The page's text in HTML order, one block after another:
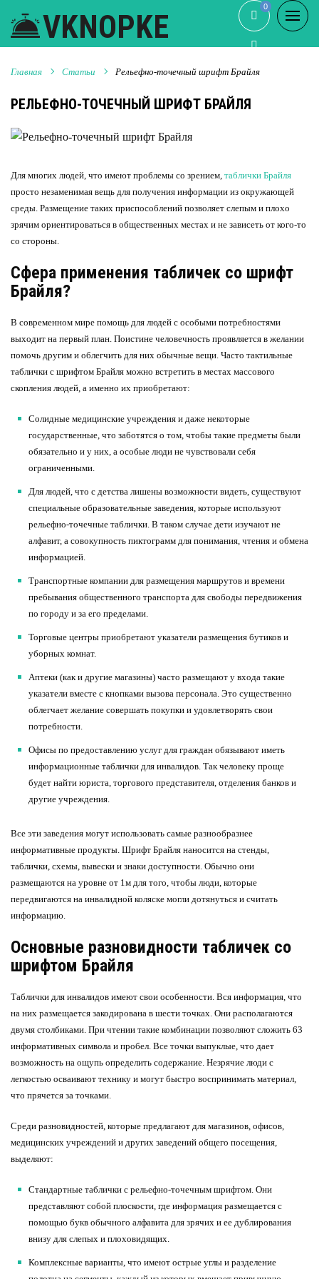
VKNOPKE
0
0
Главная Статьи Рельефно-точечный шрифт Брайля
РЕЛЬЕФНО-ТОЧЕЧНЫЙ ШРИФТ БРАЙЛЯ
Для многих людей, что имеют проблемы со зрением, таблички Брайля
просто незаменимая вещь для получения информации из окружающей
среды. Размещение таких приспособлений позволяет слепым и плохо
зрячим ориентироваться в общественных местах и не зависеть от кого-то
со стороны.
Сфера применения табличек со шрифт
Брайля?
В современном мире помощь для людей с особыми потребностями
выходит на первый план. Поистине человечность проявляется в желании
помочь другим и облегчить для них обычные вещи. Часто тактильные
таблички с шрифтом Брайля можно встретить в местах массового
скопления людей, а именно их приобретают:
Солидные медицинские учреждения и даже некоторые
государственные, что заботятся о том, чтобы такие предметы были
обязательно и у них, а особые люди не чувствовали себя
ограниченными.
Для людей, что с детства лишены возможности видеть, существуют
специальные образовательные заведения, которые используют
рельефно-точечные таблички. В таком случае дети изучают не
алфавит, а совокупность пиктограмм для понимания, чтения и обмена
информацией.
Транспортные компании для размещения маршрутов и времени
пребывания общественного транспорта для свободы передвижения
по городу и за его пределами.
Торговые центры приобретают указатели размещения бутиков и
уборных комнат.
Аптеки (как и другие магазины) часто размещают у входа такие
указатели вместе с кнопками вызова персонала. Это существенно
облегчает желание совершать покупки и удовлетворять свои
потребности.
Офисы по предоставлению услуг для граждан обязывают иметь
информационные таблички для инвалидов. Так человеку проще
будет найти юриста, торгового представителя, отделения банков и
другие учреждения.
Все эти заведения могут использовать самые разнообразнее
информативные продукты. Шрифт Брайля наносится на стенды,
таблички, схемы, вывески и знаки доступности. Обычно они
размещаются на уровне от 1м для того, чтобы люди, которые
передвигаются на инвалидной коляске могли дотянуться и считать
информацию.
Основные разновидности табличек со
шрифтом Брайля
Таблички для инвалидов имеют свои особенности. Вся информация, что
на них размещается закодирована в шести точках. Они располагаются
двумя столбиками. При чтении такие комбинации позволяют сложить 63
информативных символа и пробел. Все точки выпуклые, что дает
возможность на ощупь определить содержание. Незрячие люди с
легкостью осваивают технику и могут быстро воспринимать материал,
что прячется за точками.
Среди разновидностей, которые предлагают для магазинов, офисов,
медицинских учреждений и других заведений общего посещения,
выделяют:
Стандартные таблички с рельефно-точечным шрифтом. Они
представляют собой плоскости, где информация размещается с
помощью букв обычного алфавита для зрячих и ее дублирования
внизу для слепых и плоховидящих.
Комплексные варианты, что имеют острые углы и разделение